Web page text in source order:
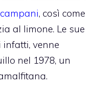
, così come
al limone. Le sue
venne
nel 1978, un